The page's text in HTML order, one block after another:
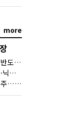
more
변동성에도 키워드는 역시 반도체…신상품은 우주·방산
이번주만 50조 거래...'삼전·닉스 레버리지' 수익률은 -30%
단일종목 레버리지 ETF 독주…'증시 블랙홀'